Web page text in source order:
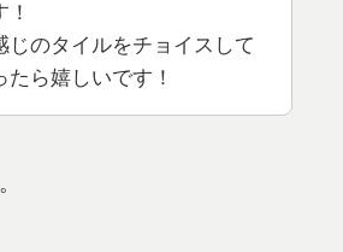
！
じのタイルをチョイスして
たら嬉しいです！